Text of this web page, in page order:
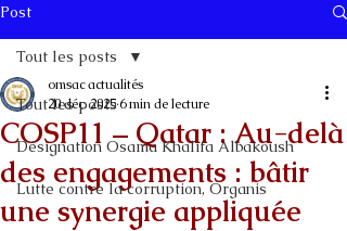
Post
Tout les posts
Désignation Osama Khalifa Albakoush
Lutte contre la corruption, Organis
Tout les posts
COSP11 – Qatar : Au-delà
des engagements : bâtir
une synergie appliquée
omsac actualités
20 déc. 2025 6 min de lecture